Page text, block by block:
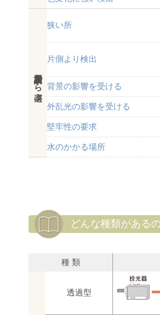
設置場所から選ぶ
狭い所
片側より検出
背景の影響を受ける
外乱光の影響を受ける
堅牢性の要求
水のかかる場所
どんな種類がある
種 類
透過型